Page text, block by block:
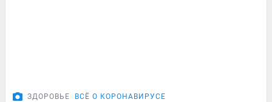
ЗДОРОВЬЕ ВСЁ О КОРОНАВИРУСЕ